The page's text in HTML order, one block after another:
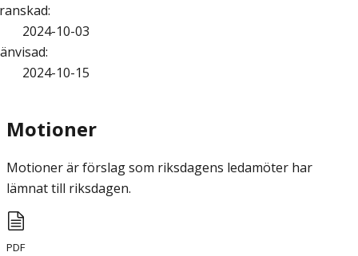
:
2024-10-03
:
2024-10-15
Motioner
Motioner är förslag som riksdagens ledamöter har
lämnat till riksdagen.
PDF